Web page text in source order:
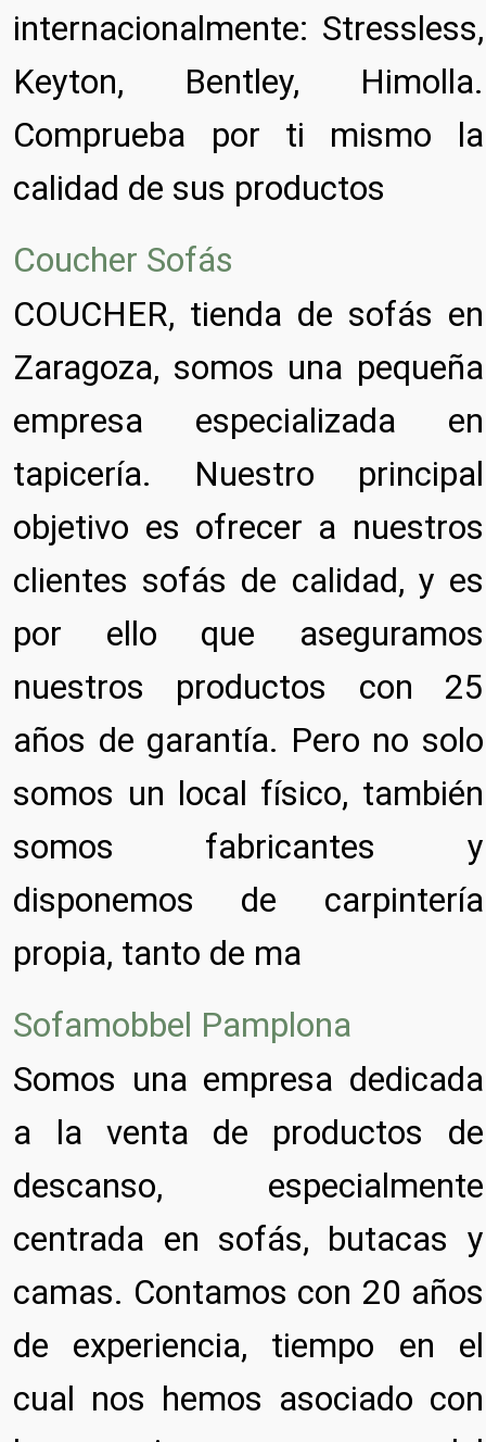
internacionalmente: Stressless,
Keyton, Bentley, Himolla.
Comprueba por ti mismo la
calidad de sus productos
Coucher Sofás
COUCHER, tienda de sofás en
Zaragoza, somos una pequeña
empresa especializada en
tapicería. Nuestro principal
objetivo es ofrecer a nuestros
clientes sofás de calidad, y es
por ello que aseguramos
nuestros productos con 25
años de garantía. Pero no solo
somos un local físico, también
somos fabricantes y
disponemos de carpintería
propia, tanto de ma
Sofamobbel Pamplona
Somos una empresa dedicada
a la venta de productos de
descanso, especialmente
centrada en sofás, butacas y
camas. Contamos con 20 años
de experiencia, tiempo en el
cual nos hemos asociado con